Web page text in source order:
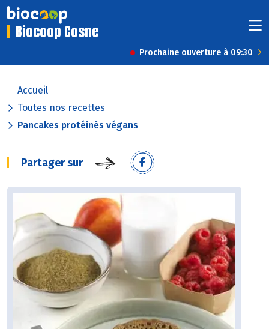
Biocoop Cosne
Prochaine ouverture à 09:30
Accueil
Toutes nos recettes
Pancakes protéinés végans
Partager sur